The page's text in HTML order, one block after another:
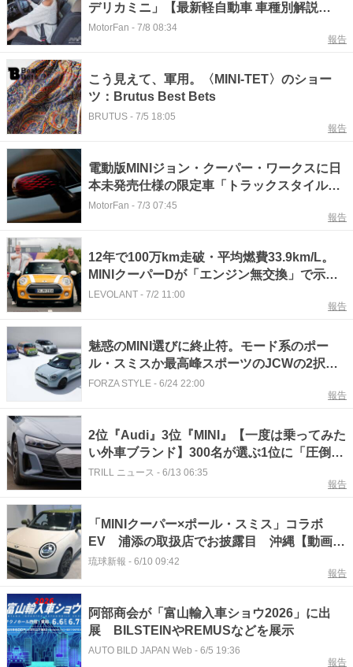
デリカミニ」【最新軽自動車 車種別解説
MITSUBISHI DELICA MINI】
MotorFan - 7/8 08:34
報告
こう見えて、軍用。〈MINI-TET〉のショー
ツ：Brutus Best Bets
BRUTUS - 7/5 18:05
報告
電動版MINIジョン・クーパー・ワークスに日
本未発売仕様の限定車「トラックスタイルエ
ディション」が登場！
MotorFan - 7/3 07:45
報告
12年で100万km走破・平均燃費33.9km/L。
MINIクーパーDが「エンジン無交換」で示し
たディーゼルの真価
LEVOLANT - 7/2 11:00
報告
魅惑のMINI選びに終止符。モード系のポー
ル・スミスか最高峰スポーツのJCWの2択し
かない理由
FORZA STYLE - 6/24 22:00
報告
2位『Audi』3位『MINI』【一度は乗ってみた
い外車ブランド】300名が選ぶ1位に「圧倒的
な高級感」「誰もが一度は夢見る」
TRILL ニュース - 6/13 06:35
報告
「MINIクーパー×ポール・スミス」コラボ
EV 浦添の取扱店でお披露目 沖縄【動画あ
り】
琉球新報 - 6/10 09:42
報告
阿部商会が「富山輸入車ショウ2026」に出
展 BILSTEINやREMUSなどを展示
AUTO BILD JAPAN Web - 6/5 19:36
報告